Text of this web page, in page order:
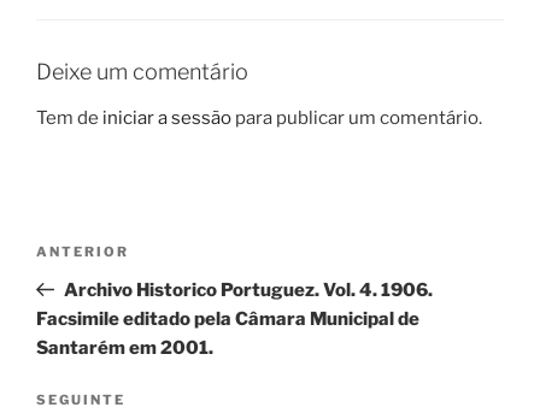
Deixe um comentário
Tem de iniciar a sessão para publicar um comentário.
artigos
Conteúdo
anterior
ANTERIOR
Archivo Historico Portuguez. Vol. 4. 1906.
Facsimile editado pela Câmara Municipal de
Santarém em 2001.
Conteúdo
SEGUINTE